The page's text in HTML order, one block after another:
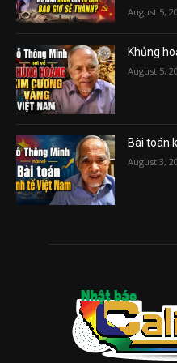
August 5,
Khủng
August 5,
Bài toán
August 3,